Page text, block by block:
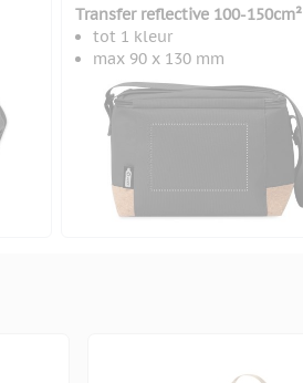
Transfer reflective 100-150cm²
tot 1 kleur
max 90 x 130 mm